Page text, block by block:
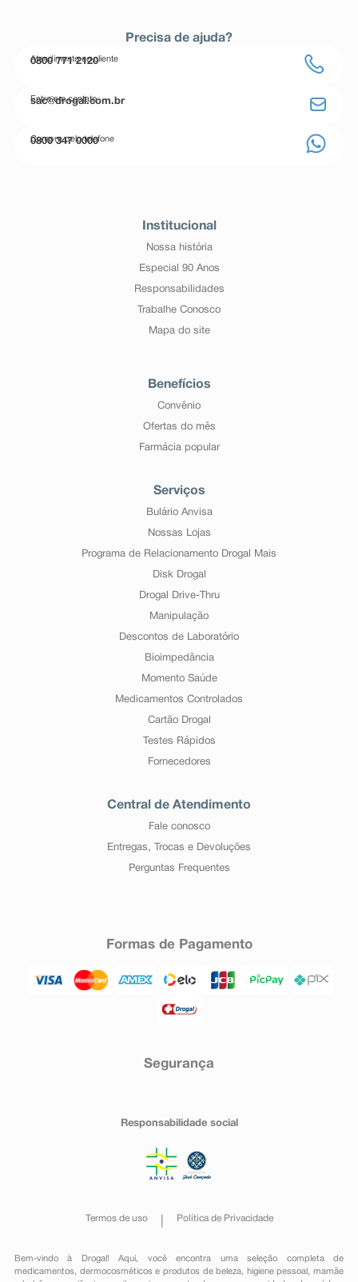
Precisa de ajuda?
Atendimento ao cliente
0800 771 2120
Entre em contato
sac@drogal.com.br
Compre pelo telefone
0800 347 0000
Institucional
Nossa história
Especial 90 Anos
Responsabilidades
Trabalhe Conosco
Mapa do site
Benefícios
Convênio
Ofertas do mês
Farmácia popular
Serviços
Bulário Anvisa
Nossas Lojas
Programa de Relacionamento Drogal Mais
Disk Drogal
Drogal Drive-Thru
Manipulação
Descontos de Laboratório
Bioimpedância
Momento Saúde
Medicamentos Controlados
Cartão Drogal
Testes Rápidos
Fornecedores
Central de Atendimento
Fale conosco
Entregas, Trocas e Devoluções
Perguntas Frequentes
Formas de Pagamento
Segurança
Responsabilidade social
Termos de uso Política de Privacidade
Bem-vindo à Drogal! Aqui, você encontra uma seleção completa de
medicamentos , dermocosméticos e produtos de beleza, higiene pessoal ,mamãe